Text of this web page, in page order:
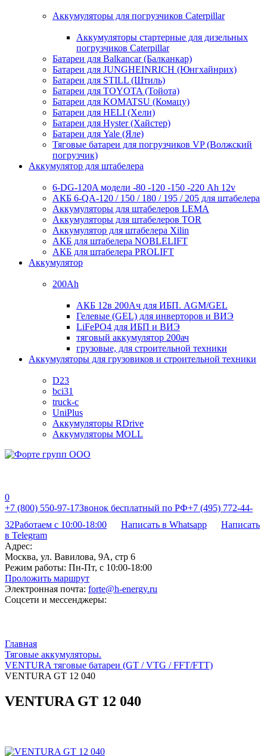
Аккумуляторы для погрузчиков Caterpillar
Аккумуляторы стартерные для дизельных
погрузчиков Caterpillar
Батареи для Balkancar (Балканкар)
Батареи для JUNGHEINRICH (Юнгхайнрих)
Батареи для STILL (Штиль)
Батареи для TOYOTA (Тойота)
Батареи для KOMATSU (Комацу)
Батареи для HELI (Хели)
Батареи для Hyster (Хайстер)
Батареи для Yale (Яле)
Тяговые батареи для погрузчиков VP (Волжский
погрузчик)
Аккумулятор для штабелера
6-DG-120A модели -80 -120 -150 -220 Ah 12v
АКБ 6-QA-120 / 150 / 180 / 195 / 205 для штабелера
Аккумуляторы для штабелеров LEMA
Аккумуляторы для штабелеров TOR
Аккумулятор для штабелера Xilin
АКБ для штабелера NOBLELIFT
АКБ для штабелера PROLIFT
Аккумулятор
200Ah
АКБ 12в 200Ач для ИБП. AGM/GEL
Гелевые (GEL) для инверторов и ВИЭ
LiFePO4 для ИБП и ВИЭ
тяговый аккумулятор 200ач
грузовые, для строительной техники
Аккумуляторы для грузовиков и строительной техники
D23
bci31
truck-c
UniPlus
Аккумуляторы RDrive
Аккумуляторы MOLL
0
+7 (800) 550-97-17Звонок бесплатный по РФ+7 (495) 772-44-
32Работаем с 10:00-18:00 Написать в Whatsapp
Написать
в Telegram
Адрес:
Москва, ул. Вавилова, 9А, стр 6
Режим работы: Пн-Пт, с 10:00-18:00
Проложить маршрут
Электронная почта: forte@h-energy.ru
Соцсети и мессенджеры:
Главная
Тяговые аккумуляторы.
VENTURA тяговые батареи (GT / VTG / FFT/FTT)
VENTURA GT 12 040
VENTURA GT 12 040